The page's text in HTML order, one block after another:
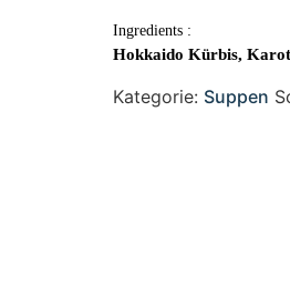
Ingredients :
Hokkaido Kürbis,
Kategorie: Suppen